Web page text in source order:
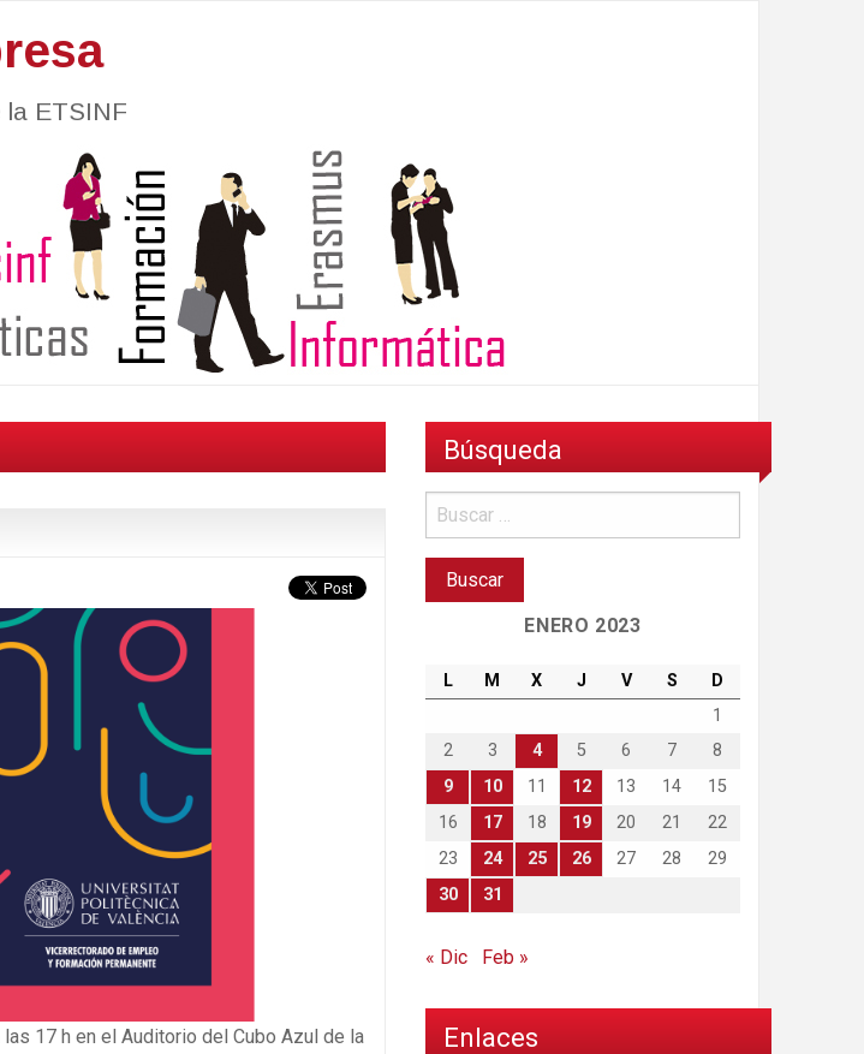
la ETSINF
17 h en el Auditorio del Cubo Azul de la
Búsqueda
ENERO 2023
L M X J V S
D
1
2
3 4 5 6 7
8
9
10 11 12 13 14
15
16
17 18 19 20 21
22
23
24 25 26 27 28
29
30
31
« Dic Feb »
Enlaces